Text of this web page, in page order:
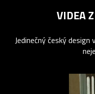
VIDEA Z
Jedinečný český